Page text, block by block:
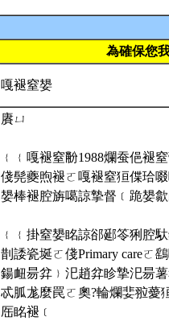
為確保您
嘎褪窒嫢
賡ㄩ
﹛﹛嘎褪窒黺1988爛蚕俋褪
俴髡夔煦褪ㄛ嘎褪窒狟偞珨
嫢棒褪腔旃噶諒摯督﹝跪嫢
﹛﹛掛窒嫢眳諒郤郔笭猁腔
剒諉瓷埏ㄛ俴Primary careㄛ
鍚衄昜弅﹜汜趙弅眕摯汜昜
忒胍尨麼罠ㄛ奧?輪爛婓翋薆
厒眳褪﹝